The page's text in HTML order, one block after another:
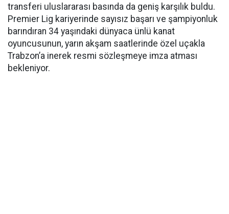
transferi uluslararası basında da geniş karşılık buldu.
Premier Lig kariyerinde sayısız başarı ve şampiyonluk
barındıran 34 yaşındaki dünyaca ünlü kanat
oyuncusunun, yarın akşam saatlerinde özel uçakla
Trabzon’a inerek resmi sözleşmeye imza atması
bekleniyor.